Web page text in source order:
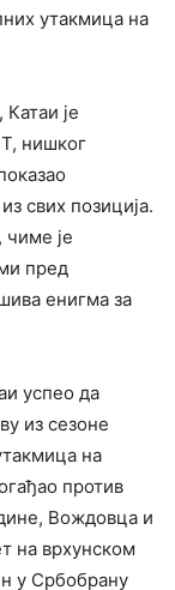
утакмица на
је
нишког
свих позиција.
чиме је
пред
енигма за
успео да
из сезоне
на
против
Вождовца и
на врхунском
у Србобрану